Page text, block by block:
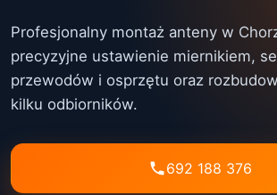
Profesjonalny montaż anteny w
precyzyjne ustawienie miernikiem,
przewodów i osprzętu oraz
kilku odbiorników.
692 188 376